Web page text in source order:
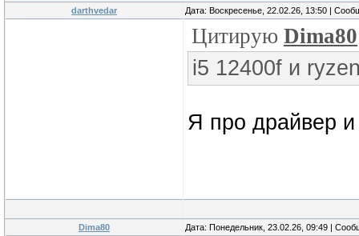
darthvedar Дата: Воскресенье, 22.02.26, 13:50 |
Цитирую Dima80
i5 12400f и
Я про драйвер
Dima80 Дата: Понедельник, 23.02.26, 09:49 |